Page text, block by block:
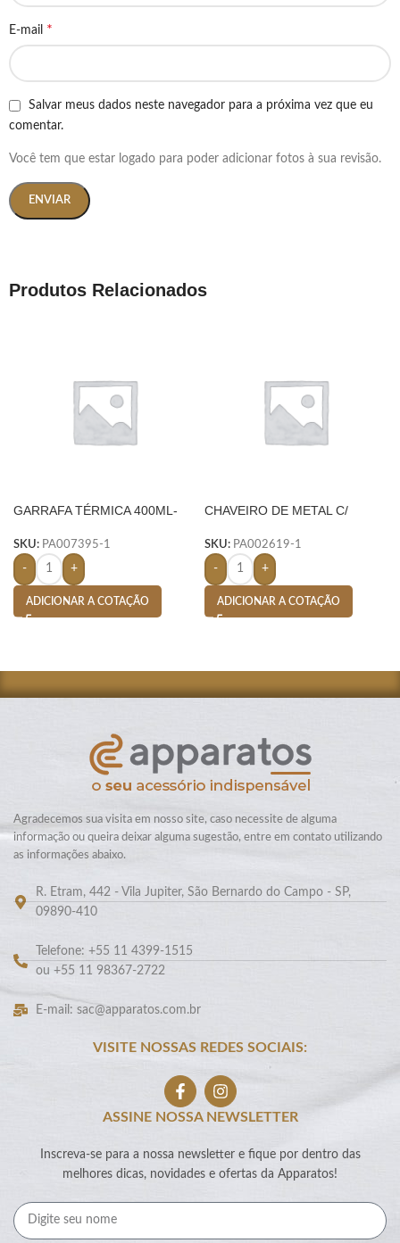
E-mail *
Salvar meus dados neste navegador para a próxima vez que eu
comentar.
Você tem que estar logado para poder adicionar fotos à sua revisão.
Produtos Relacionados
GARRAFA TÉRMICA 400ML-
SKU: PA007395-1
- +
ADICIONAR A COTAÇÃO
CHAVEIRO DE METAL C/
SKU: PA002619-1
- +
ADICIONAR A COTAÇÃO
Agradecemos sua visita em nosso site, caso necessite de alguma
informação ou queira deixar alguma sugestão, entre em contato utilizando
as informações abaixo.
R. Etram, 442 - Vila Jupiter, São Bernardo do Campo - SP,
09890-410
Telefone: +55 11 4399-1515
ou +55 11 98367-2722
E-mail: sac@apparatos.com.br
VISITE NOSSAS REDES SOCIAIS:
ASSINE NOSSA NEWSLETTER
Inscreva-se para a nossa newsletter e fique por dentro das
melhores dicas, novidades e ofertas da Apparatos!